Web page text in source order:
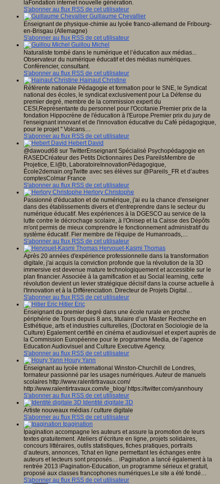
laFondation internet nouvelle génération.
S'abonner au flux RSS de cet utilisateur
Guillaume Chevallier
Enseignant de physique-chimie au lycée franco-allemand de Fribourg-
en-Brisgau (Allemagne)
S'abonner au flux RSS de cet utilisateur
Guillou Michel
Naturaliste tombé dans le numérique et l’éducation aux médias...
Observateur du numérique éducatif et des médias numériques.
Conférencier, consultant.
S'abonner au flux RSS de cet utilisateur
Hainaut Christine
Référente nationale Pédagogie et formation pour le SNE, le Syndicat
national des écoles, le syndicat exclusivement pour La Défense du
premier degré, membre de la commission expert du
CESI,Représentante du personnel pour l'Occitanie.Premier prix de la
fondation Hippocrène de l'éducation à l'Europe.Premier prix du jury de
l'enseignant innovant et de l'innovation éducative du Café pédagogique,
pour le projet " Volcans…
S'abonner au flux RSS de cet utilisateur
Hebert David
@dawoud68 sur TwitterEnseignant Spécialisé Psychopédagogie en
RASEDCréateur des Petits Dictionnaires Des PareilsMembre de
Projetice, E.l@b, LaboratoireInnovationPédagogique,
École2demain.orgTwitte avec ses élèves sur @Pareils_FR et d’autres
comptesColmar France
S'abonner au flux RSS de cet utilisateur
Herlory Christophe
Passionné d'éducation et de numérique, j'ai eu la chance d'enseigner
dans des établissements divers et d'entreprendre dans le secteur du
numérique éducatif. Mes expériences à la DGESCO au service de la
lutte contre le décrochage scolaire, à l'Onisep et la Caisse des Dépôts
m'ont permis de mieux comprendre le fonctionnement administratif du
système éducatif. Fier membre de l'équipe de Humanroads,…
S'abonner au flux RSS de cet utilisateur
Hervouet-Kasmi Thomas
Après 20 années d'expérience professionnelle dans la transformation
digitale, j'ai acquis la conviction profonde que la révolution de la 3D
immersive est devenue mature technologiquement et accessible sur le
plan financier. Associée à la gamification et au Social learning, cette
révolution devient un levier stratégique décisif dans la course actuelle à
l'Innovation et à la Différenciation. Directeur de Projets Digital…
S'abonner au flux RSS de cet utilisateur
Hitier Eric
Enseignant du premier degré dans une école rurale en proche
périphérie de Tours depuis 8 ans, titulaire d’un Master Recherche en
Esthétique, arts et industries culturelles, (Doctorat en Sociologie de la
Culture) Egalement certifié en cinéma et audiovisuel et expert auprès de
la Commission Européenne pour le programme Media, de l’agence
Education Audiovisuel and Culture Executive Agency.
S'abonner au flux RSS de cet utilisateur
Houry Yann
Enseignant au lycée international Winston-Churchill de Londres,
formateur passionné par les usages numériques. Auteur de manuels
scolaires http://www.ralentirtravaux.com/
http://www.ralentirtravaux.com/le_blog/ https://twitter.com/yannhoury
S'abonner au flux RSS de cet utilisateur
Identité digitale 3D
Artiste nouveaux médias / culture digitale
S'abonner au flux RSS de cet utilisateur
Ipagination
Ipagination accompagne les auteurs et assure la promotion de leurs
textes gratuitement. Ateliers d’écriture en ligne, projets solidaires,
concours littéraires, outils statistiques, fiches pratiques, portraits
d’auteurs, annonces, Tchat en ligne permettant les échanges entre
auteurs et lecteurs sont proposés… iPagination a lancé également à la
rentrée 2013 iPagination-Education, un programme sérieux et gratuit,
proposé aux classes francophones numériques.Le site a été fondé…
S'abonner au flux RSS de cet utilisateur